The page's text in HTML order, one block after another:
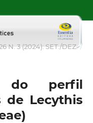
N. 3 (2024): SET./DEZ. /
do perfil
de Lecythis